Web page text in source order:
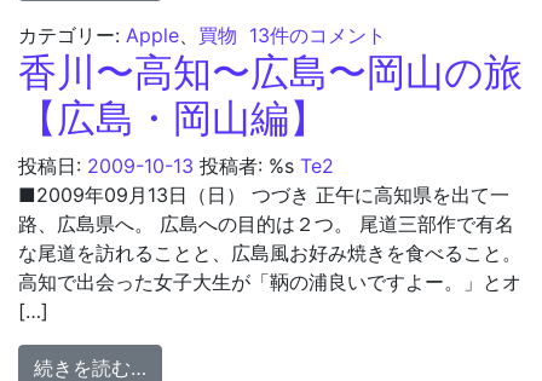
カテゴリー: Apple、 買物 Time Capsuleが壊れた への
13件のコメント
香川〜高知〜広島〜岡山の旅
【広島・岡山編】
投稿日: 2009-10-13 投稿者: %s Te2
■2009年09月13日（日） つづき 正午に高知県を出て一
路、広島県へ。 広島への目的は２つ。 尾道三部作で有名
な尾道を訪れることと、広島風お好み焼きを食べること。
高知で出会った女子大生が「鞆の浦良いですよー。」とオ
[…]
続きを読む…